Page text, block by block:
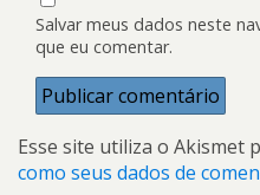
Salvar meus dados neste
que eu comentar.
Esse site utiliza o Akismet
como seus dados de